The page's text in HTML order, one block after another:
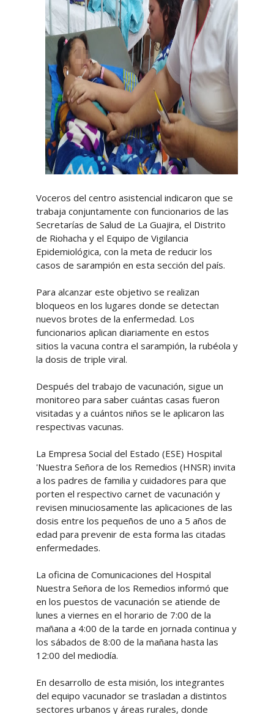
Voceros del centro asistencial indicaron que se
trabaja conjuntamente con funcionarios de las
Secretarías de Salud de La Guajira, el Distrito
de Riohacha y el Equipo de Vigilancia
Epidemiológica, con la meta de reducir los
casos de sarampión en esta sección del país.
Para alcanzar este objetivo se realizan
bloqueos en los lugares donde se detectan
nuevos brotes de la enfermedad. Los
funcionarios aplican diariamente en estos
sitios la vacuna contra el sarampión, la rubéola y
la dosis de triple viral.
Después del trabajo de vacunación, sigue un
monitoreo para saber cuántas casas fueron
visitadas y a cuántos niños se le aplicaron las
respectivas vacunas.
La Empresa Social del Estado (ESE) Hospital
'Nuestra Señora de los Remedios (HNSR) invita
a los padres de familia y cuidadores para que
porten el respectivo carnet de vacunación y
revisen minuciosamente las aplicaciones de las
dosis entre los pequeños de uno a 5 años de
edad para prevenir de esta forma las citadas
enfermedades.
La oficina de Comunicaciones del Hospital
Nuestra Señora de los Remedios informó que
en los puestos de vacunación se atiende de
lunes a viernes en el horario de 7:00 de la
mañana a 4:00 de la tarde en jornada continua y
los sábados de 8:00 de la mañana hasta las
12:00 del mediodía.
En desarrollo de esta misión, los integrantes
del equipo vacunador se trasladan a distintos
sectores urbanos y áreas rurales, donde